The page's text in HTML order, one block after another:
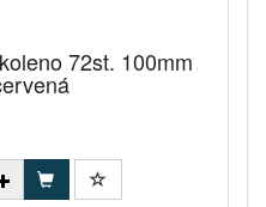
72st. 100mm